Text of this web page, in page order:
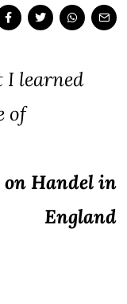
I learned
of
on Handel in
England